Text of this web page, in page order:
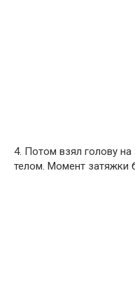
4. Потом взял голову
телом. Момент затяжки